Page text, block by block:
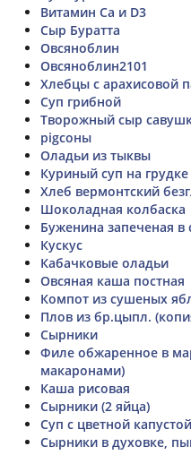
Витамин Ca и D3
Сыр Буратта
Овсяноблин
Овсяноблин2101
Хлебцы с арахисовой
Суп грибной
Творожный сыр
pigсоны
Оладьи из тыквы
Куриный суп на
Хлеб вермонтский
Шоколадная колбаска
Буженина запеченая в
Кускус
Кабачковые оладьи
Овсяная каша постная
Компот из сушеных
Плов из бр.цыпл.
Сырники
Филе обжаренное в
макаронами)
Каша рисовая
Сырники (2 яйца)
Суп с цветной капустой
Сырники в духовке,